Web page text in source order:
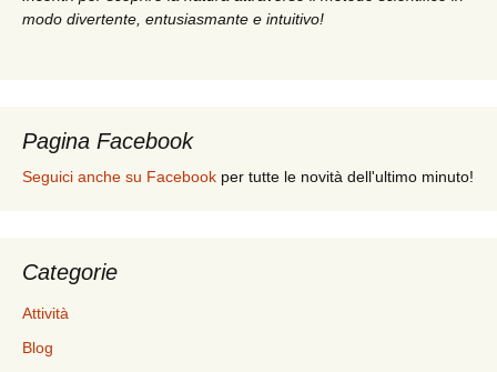
modo divertente, entusiasmante e intuitivo!
Pagina Facebook
Seguici anche su Facebook per tutte le novità dell'ultimo minuto!
Categorie
Attività
Blog